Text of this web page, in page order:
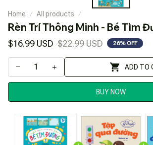
Home All products
Rèn Trí Thông Minh - Bé Tìm
$16.99 USD $22.99 USD 26% OFF
ADD TO
BUY NOW